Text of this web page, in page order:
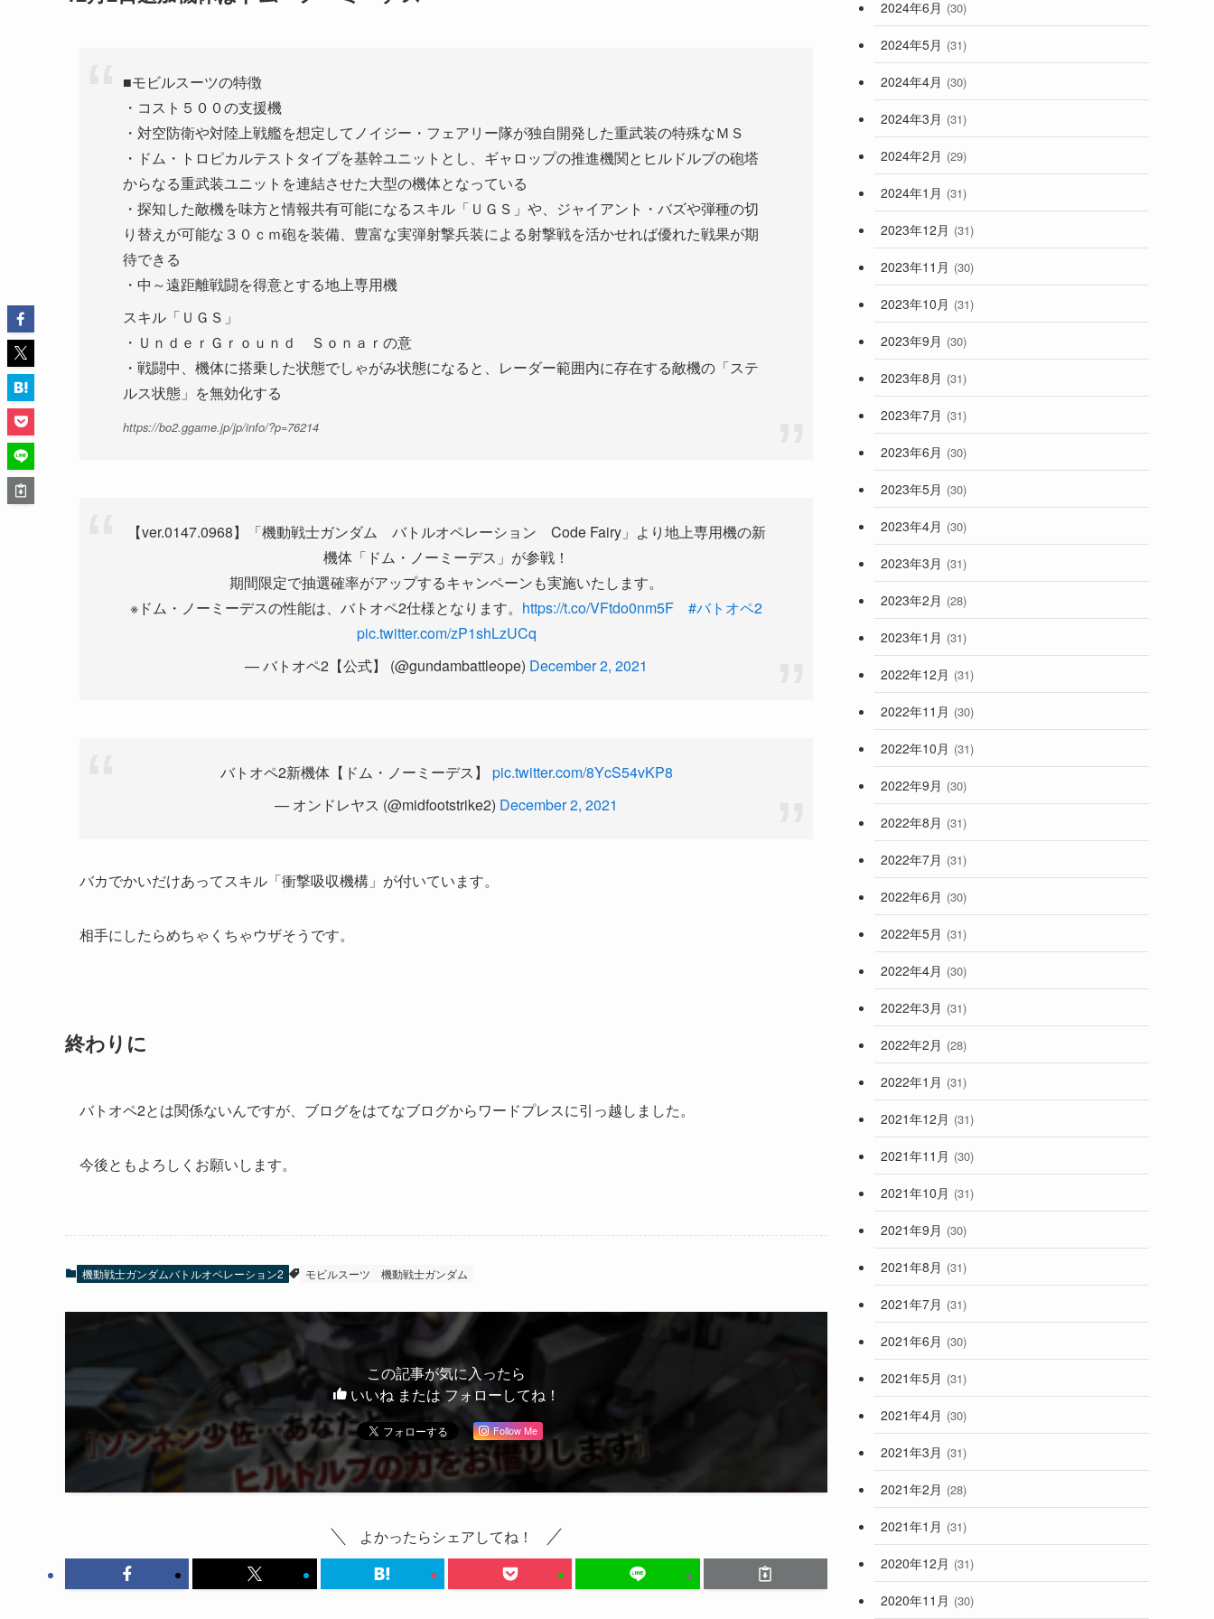
■モビルスーツの特徴
・コスト５００の支援機
・対空防衛や対陸上戦艦を想定してノイジー・フェアリー隊が独自開発した重武装の特殊なＭＳ
・ドム・トロピカルテストタイプを基幹ユニットとし、ギャロップの推進機関とヒルドルブの砲塔
からなる重武装ユニットを連結させた大型の機体となっている
・探知した敵機を味方と情報共有可能になるスキル「ＵＧＳ」や、ジャイアント・バズや弾種の切
り替えが可能な３０ｃｍ砲を装備、豊富な実弾射撃兵装による射撃戦を活かせれば優れた戦果が期
待できる
・中～遠距離戦闘を得意とする地上専用機
スキル「ＵＧＳ」
・ＵｎｄｅｒＧｒｏｕｎｄ Ｓｏｎａｒの意
・戦闘中、機体に搭乗した状態でしゃがみ状態になると、レーダー範囲内に存在する敵機の「ステ
ルス状態」を無効化する
https://bo2.ggame.jp/jp/info/?p=76214
【ver.0147.0968】「機動戦士ガンダム バトルオペレーション Code Fairy」より地上専用機の新
機体「ドム・ノーミーデス」が参戦！
期間限定で抽選確率がアップするキャンペーンも実施いたします。
※ドム・ノーミーデスの性能は、バトオペ2仕様となります。 https://t.co/VFtdo0nm5F
#バトオペ2
pic.twitter.com/zP1shLzUCq
— バトオペ2【公式】 (@gundambattleope) December 2, 2021
バトオペ2新機体【ドム・ノーミーデス】 pic.twitter.com/8YcS54vKP8
— オンドレヤス (@midfootstrike2) December 2, 2021
バカでかいだけあってスキル「衝撃吸収機構」が付いています。
相手にしたらめちゃくちゃウザそうです。
終わりに
バトオペ2とは関係ないんですが、ブログをはてなブログからワードプレスに引っ越しました。
今後ともよろしくお願いします。
機動戦士ガンダムバトルオペレーション2 モビルスーツ 機動戦士ガンダム
この記事が気に入ったら
いいね または フォローしてね！
Follow Me
よかったらシェアしてね！
2024年6月 (30)
2024年5月 (31)
2024年4月 (30)
2024年3月 (31)
2024年2月 (29)
2024年1月 (31)
2023年12月 (31)
2023年11月 (30)
2023年10月 (31)
2023年9月 (30)
2023年8月 (31)
2023年7月 (31)
2023年6月 (30)
2023年5月 (30)
2023年4月 (30)
2023年3月 (31)
2023年2月 (28)
2023年1月 (31)
2022年12月 (31)
2022年11月 (30)
2022年10月 (31)
2022年9月 (30)
2022年8月 (31)
2022年7月 (31)
2022年6月 (30)
2022年5月 (31)
2022年4月 (30)
2022年3月 (31)
2022年2月 (28)
2022年1月 (31)
2021年12月 (31)
2021年11月 (30)
2021年10月 (31)
2021年9月 (30)
2021年8月 (31)
2021年7月 (31)
2021年6月 (30)
2021年5月 (31)
2021年4月 (30)
2021年3月 (31)
2021年2月 (28)
2021年1月 (31)
2020年12月 (31)
2020年11月 (30)